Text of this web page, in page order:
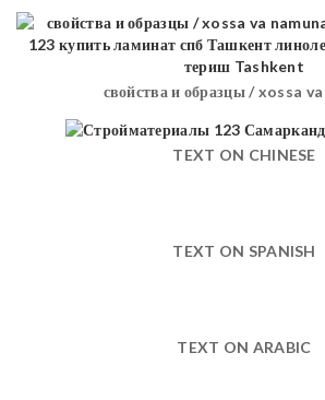
свойства и образцы / xossa
TEXT ON CHINESE
TEXT ON SPANISH
TEXT ON ARABIC